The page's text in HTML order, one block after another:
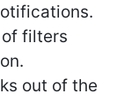
filters
out of the